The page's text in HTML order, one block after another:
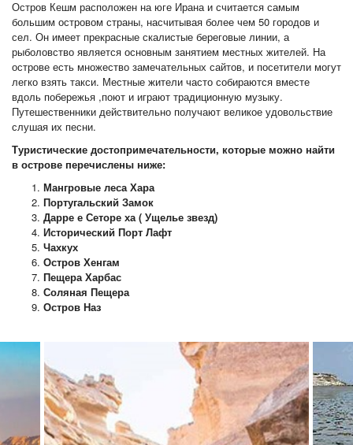
Остров Кешм расположен на юге Ирана и считается самым
большим островом страны, насчитывая более чем 50 городов и
сел. Он имеет прекрасные скалистые береговые линии, а
рыболовство является основным занятием местных жителей. На
острове есть множество замечательных сайтов, и посетители могут
легко взять такси. Местные жители часто собираются вместе
вдоль побережья ,поют и играют традиционную музыку.
Путешественники действительно получают великое удовольствие
слушая их песни.
Туристические достопримечательности, которые можно найти
в острове перечислены ниже:
Мангровые леса Хара
Португальский Замок
Дарре е Сеторе ха ( Ущелье звезд)
Исторический Порт Лафт
Чахкух
Остров Хенгам
Пещера Харбас
Соляная Пещера
Остров Наз